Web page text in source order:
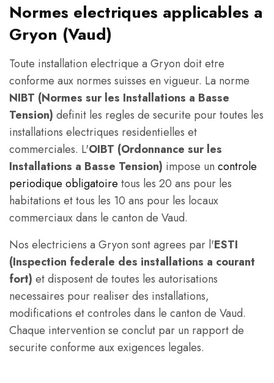
Normes electriques applicables a
Gryon (Vaud)
Toute installation electrique a Gryon doit etre
conforme aux normes suisses en vigueur. La norme
NIBT (Normes sur les Installations a Basse
Tension) definit les regles de securite pour toutes les
installations electriques residentielles et
commerciales. L'OIBT (Ordonnance sur les
Installations a Basse Tension) impose un controle
periodique obligatoire tous les 20 ans pour les
habitations et tous les 10 ans pour les locaux
commerciaux dans le canton de Vaud.
Nos electriciens a Gryon sont agrees par l'ESTI
(Inspection federale des installations a courant
fort) et disposent de toutes les autorisations
necessaires pour realiser des installations,
modifications et controles dans le canton de Vaud.
Chaque intervention se conclut par un rapport de
securite conforme aux exigences legales.